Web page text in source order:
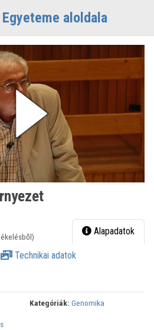
aloldala
Alapadatok
Technikai adatok
Kategóriák: Genomika